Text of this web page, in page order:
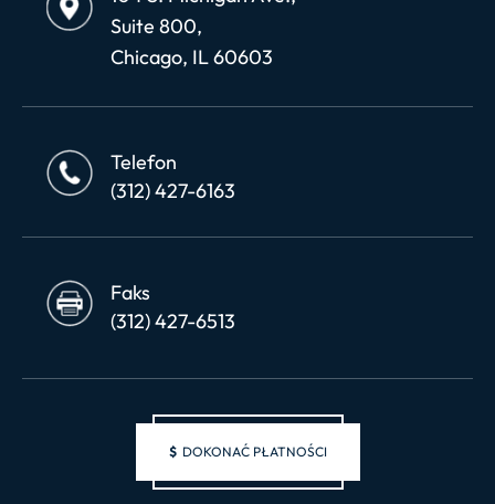
Suite 800,
Chicago, IL 60603
Telefon
(312) 427-6163
Faks
(312) 427-6513
$ DOKONAĆ PŁATNOŚCI